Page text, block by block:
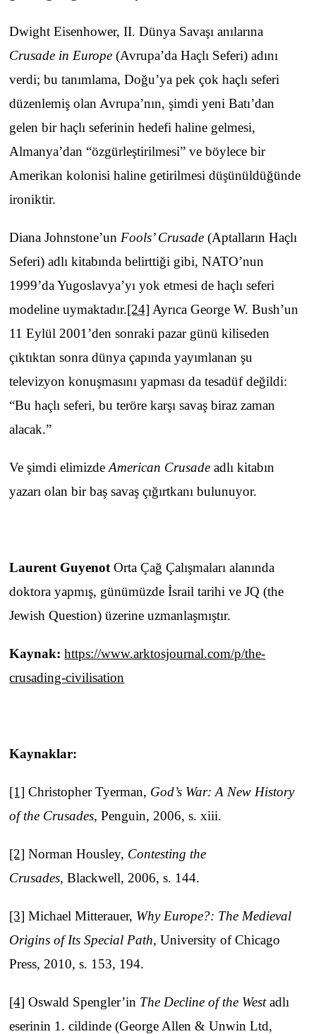
Dwight Eisenhower, II. Dünya Savaşı anılarına
Crusade in Europe (Avrupa’da Haçlı Seferi) adını
verdi; bu tanımlama, Doğu’ya pek çok haçlı seferi
düzenlemiş olan Avrupa’nın, şimdi yeni Batı’dan
gelen bir haçlı seferinin hedefi haline gelmesi,
Almanya’dan “özgürleştirilmesi” ve böylece bir
Amerikan kolonisi haline getirilmesi düşünüldüğünde
ironiktir.
Diana Johnstone’un Fools’ Crusade (Aptalların Haçlı
Seferi) adlı kitabında belirttiği gibi, NATO’nun
1999’da Yugoslavya’yı yok etmesi de haçlı seferi
modeline uymaktadır.[24] Ayrıca George W. Bush’un
11 Eylül 2001’den sonraki pazar günü kiliseden
çıktıktan sonra dünya çapında yayımlanan şu
televizyon konuşmasını yapması da tesadüf değildi:
“Bu haçlı seferi, bu teröre karşı savaş biraz zaman
alacak.”
Ve şimdi elimizdeAmerican Crusade adlı kitabın
yazarı olan bir baş savaş çığırtkanı bulunuyor.
Laurent Guyenot Orta Çağ Çalışmaları alanında
doktora yapmış, günümüzde İsrail tarihi ve JQ (the
Jewish Question) üzerine uzmanlaşmıştır.
Kaynak: https://www.arktosjournal.com/p/the-
crusading-civilisation
Kaynaklar:
[1] Christopher Tyerman, God’s War: A New History
of the Crusades, Penguin, 2006, s. xiii.
[2] Norman Housley, Contesting the
Crusades,Blackwell, 2006, s. 144.
[3] Michael Mitterauer, Why Europe?: The Medieval
Origins of Its Special Path,University of Chicago
Press, 2010, s. 153, 194.
[4] Oswald Spengler’in The Decline of the Westadlı
eserinin 1. cildinde (George Allen & Unwin Ltd,